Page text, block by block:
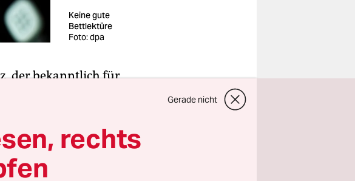
Keine gute
Bettlektüre
Foto: dpa
der bekanntlich für
gilt. Und für
umgibt, wird
und -forscher
Smartphones und
Es gaukelt dem
Gerade nicht
rechts